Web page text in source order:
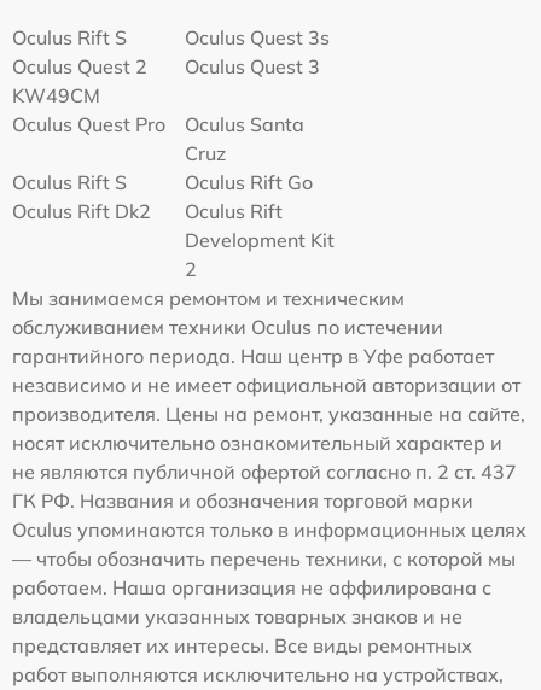
Oculus Rift S
Oculus Quest 3s
Oculus Quest 2
KW49CM
Oculus Quest 3
Oculus Quest Pro
Oculus Santa
Cruz
Oculus Rift S
Oculus Rift Go
Oculus Rift Dk2
Oculus Rift
Development Kit
2
Мы занимаемся ремонтом и техническим
обслуживанием техники Oculus по истечении
гарантийного периода. Наш центр в Уфе работает
независимо и не имеет официальной авторизации от
производителя. Цены на ремонт, указанные на сайте,
носят исключительно ознакомительный характер и
не являются публичной офертой согласно п. 2 ст. 437
ГК РФ. Названия и обозначения торговой марки
Oculus упоминаются только в информационных целях
— чтобы обозначить перечень техники, с которой мы
работаем. Наша организация не аффилирована с
владельцами указанных товарных знаков и не
представляет их интересы. Все виды ремонтных
работ выполняются исключительно на устройствах,